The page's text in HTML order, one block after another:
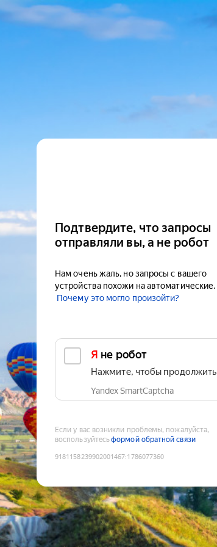
Подтвердите, что запросы
отправляли вы, а не робот
Нам очень жаль, но запросы с вашего
устройства похожи на автоматические.
Почему это могло произойти?
Я не робот
Нажмите, чтобы продолжить
Yandex SmartCaptcha
Если у вас возникли проблемы, пожалуйста,
воспользуйтесьформой обратной связи
9181158239902001467:1786077360